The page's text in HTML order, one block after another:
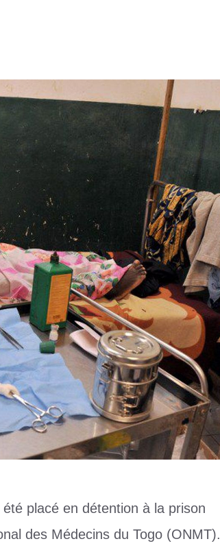
placé en détention à la prison
des Médecins du Togo (ONMT).